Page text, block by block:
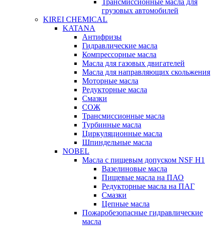
Трансмиссионные масла для
грузовых автомобилей
KIREI CHEMICAL
KATANA
Антифризы
Гидравлические масла
Компрессорные масла
Масла для газовых двигателей
Масла для направляющих скольжения
Моторные масла
Редукторные масла
Смазки
СОЖ
Трансмиссионные масла
Турбинные масла
Циркуляционные масла
Шпиндельные масла
NOBEL
Масла с пищевым допуском NSF H1
Вазелиновые масла
Пищевые масла на ПАО
Редукторные масла на ПАГ
Смазки
Цепные масла
Пожаробезопасные гидравлические
масла